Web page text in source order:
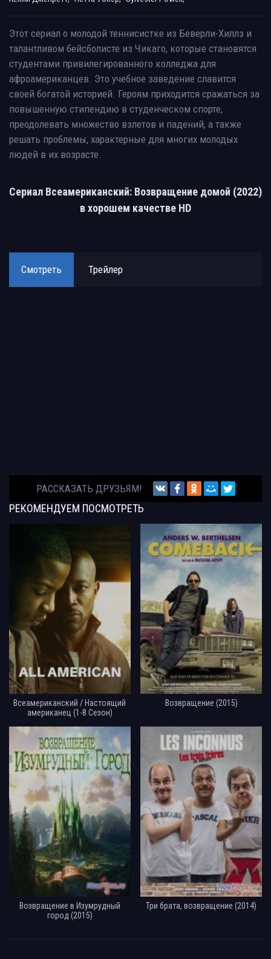
Этот сериал о молодой теннисистке из Беверли-Хиллз и
талантливом бейсболисте из Чикаго, которые становятся
студентами привилегированного колледжа для
афроамериканцев. Это учебное заведение славится
своей богатой историей. Героям приходится сражаться за
повышенную стипендию в студенческом спорте,
преодолевать множество взлетов и падений, а также
решать проблемы, характерные для многих молодых
людей в их возрасте.
Сериал Всеамериканский: Возвращение домой (2022)
в хорошем качестве HD
Смотреть Трейлер
РАССКАЗАТЬ ДРУЗЬЯМ!
РЕКОМЕНДУЕМ ПОСМОТРЕТЬ
Всеамериканский / Настоящий
американец (1-8 Сезон)
Возвращение (2015)
Возвращение в Изумрудный
город (2015)
Три брата, возвращение (2014)